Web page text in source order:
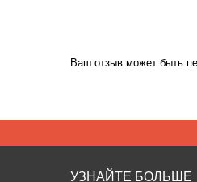
Ваш отзыв может быть
УЗНАЙТЕ БОЛЬШЕ